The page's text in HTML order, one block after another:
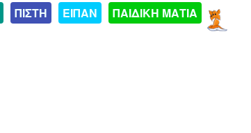
ΠΙΣΤΗ ΕΙΠΑΝ ΠΑΙΔΙΚΗ ΜΑΤΙΑ